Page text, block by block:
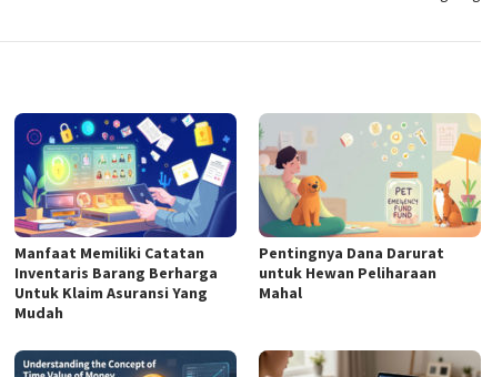
Manfaat Memiliki Catatan
Inventaris Barang Berharga
Untuk Klaim Asuransi Yang
Mudah
Pentingnya Dana Darurat
untuk Hewan Peliharaan
Mahal